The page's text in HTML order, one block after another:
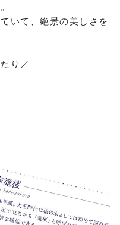
いて、絶景の美しさを
り／